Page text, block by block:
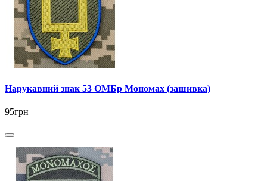
Нарукавний знак 53 ОМБр Мономах (зашивка)
95грн